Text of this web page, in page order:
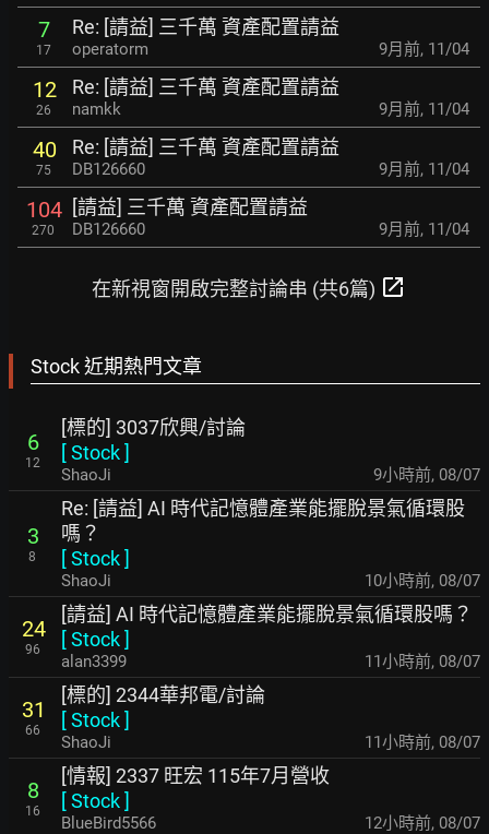
7
17
Re: [請益] 三千萬 資產配置請益
operatorm 9月前, 11/04
12
26
Re: [請益] 三千萬 資產配置請益
namkk 9月前, 11/04
40
75
Re: [請益] 三千萬 資產配置請益
DB126660 9月前, 11/04
104
270
[請益] 三千萬 資產配置請益
DB126660 9月前, 11/04
在新視窗開啟完整討論串 (共6篇) open_in_new
Stock 近期熱門文章
6
12
[標的] 3037欣興/討論
[Stock]
ShaoJi 9小時前, 08/07
3
8
Re: [請益] AI 時代記憶體產業能擺脫景氣循環股
嗎？
[Stock]
ShaoJi 10小時前, 08/07
24
96
[請益] AI 時代記憶體產業能擺脫景氣循環股嗎？
[Stock]
alan3399 11小時前, 08/07
31
66
[標的] 2344華邦電/討論
[Stock]
ShaoJi 11小時前, 08/07
8
16
[情報] 2337 旺宏 115年7月營收
[Stock]
BlueBird5566 12小時前, 08/07